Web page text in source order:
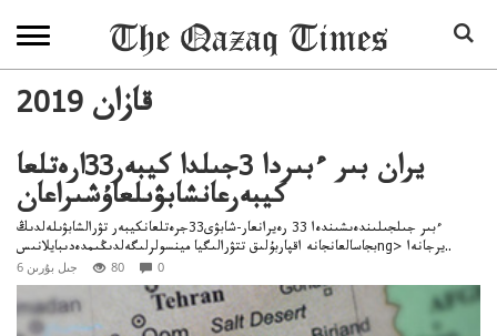
2019 قازان
يران بىر ءبىردا 3جىلدا كيبەر33ارەتلعا
كيبەرعانشابۋىلعاۇشىراعان
ءبىر جىلجىلىندەىشىندەا 33 رەيرانعار-شابۋى33جرەتلعانكيبەر تۋرالشابۋىلەلدىڭ
بجاسالعانجانە اقپاربۇلىق تتۋرالىگيا مينسولرلىگەلدىڭىمدەدىبايلانىسng> يرجانەا..
6 جىل بۇرىن 80 0